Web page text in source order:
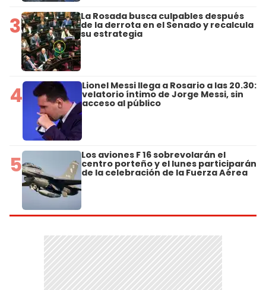
3 La Rosada busca culpables después
de la derrota en el Senado y recalcula
su estrategia
4 Lionel Messi llega a Rosario a las 20.30:
velatorio íntimo de Jorge Messi, sin
acceso al público
5 Los aviones F 16 sobrevolarán el
centro porteño y el lunes participarán
de la celebración de la Fuerza Aérea